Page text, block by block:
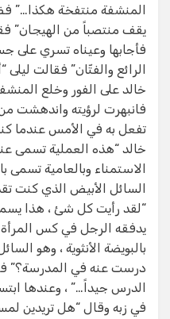
المنشفة منتفخة هكذا…”
يقف منتصباً من الهيجان”
فأجابها وعيناه تسري على
الرائع والفتّان” فقالت
خالد على الفور وخلع
فانبهرت لرؤيته واندهشت
تفعل به في الأمس عندما
خالد “هذه العملية تسمى
الاستمناء وبالعامية تسمى
السائل الأبيض الذي كنت
“لقد رأيت كل شئ ، هذا
يدفقه الرجل في كس المرأة
بالبويضة الأنثوية ، وهو
درست عنه في المدرسة؟”
الدرس جيداً…” ، وعندها
في زبه وقال “هل تريدين